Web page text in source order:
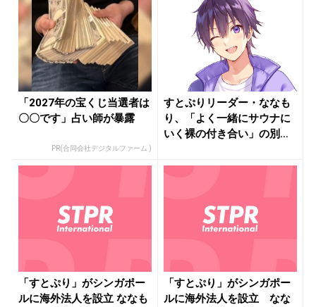
「2027年の宝くじ当選者は
〇〇です」占い師が暴露
PR(合同会社デジタルファーム )
すとぷりリーダー・ななも
り、「よく一緒にサウナに
いく裸の付き合い」の別ユ
「すとぷり」がシンガポー
ルに海外法人を設立 ななも
「すとぷり」がシンガポー
ルに海外法人を設立 なな